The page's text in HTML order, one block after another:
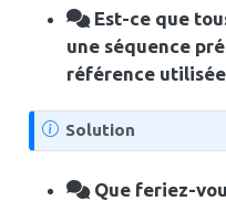
Est-ce que
une séquence
référence utilisée
N
o
t
Solution
Que feriez-